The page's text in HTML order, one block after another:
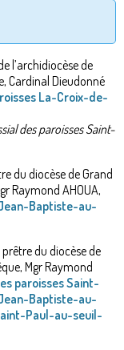
l’archidiocèse de
Cardinal Dieudonné
La-Croix-de-
des paroisses Saint-
du diocèse de Grand
Raymond AHOUA,
Baptiste-au-
prêtre du diocèse de
Mgr Raymond
paroisses Saint-
Baptiste-au-
Paul-au-seuil-